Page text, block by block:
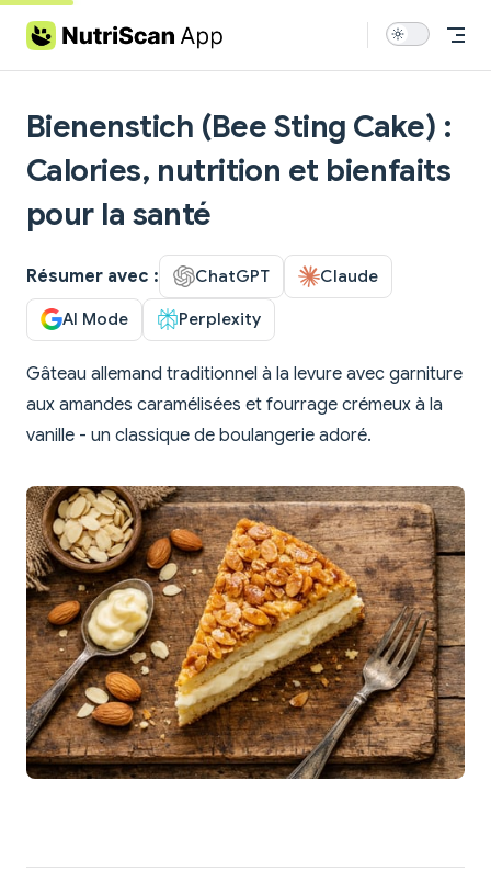
Skip to content
Bienenstich (Bee Sting Cake) :
Calories, nutrition et bienfaits
pour la santé
Résumer avec : ChatGPT Claude
AI Mode Perplexity
Gâteau allemand traditionnel à la levure avec garniture
aux amandes caramélisées et fourrage crémeux à la
vanille - un classique de boulangerie adoré.